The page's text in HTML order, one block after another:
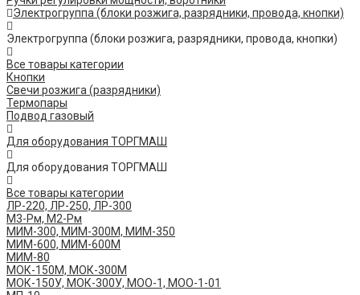
Электрогруппа (блоки розжига, разрядники, провода, кнопки)
Электрогруппа (блоки розжига, разрядники, провода, кнопки)
Все товары категории
Кнопки
Свечи розжига (разрядники)
Термопары
Подвод газовый
Для оборудования ТОРГМАШ
Для оборудования ТОРГМАШ
Все товары категории
ЛР-220, ЛР-250, ЛР-300
М3-Рм, М2-Рм
МИМ-300, МИМ-300М, МИМ-350
МИМ-600, МИМ-600М
МИМ-80
МОК-150М, МОК-300М
МОК-150У, МОК-300У, МОО-1, МОО-1-01